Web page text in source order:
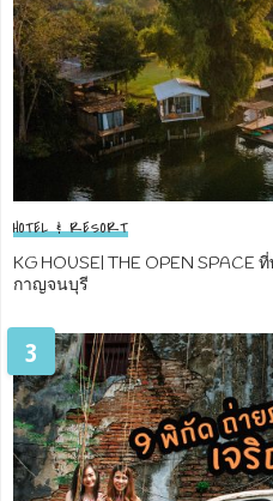
HOTEL & RESORT
KG HOUSE| THE OPEN
กาญจนบุรี
3